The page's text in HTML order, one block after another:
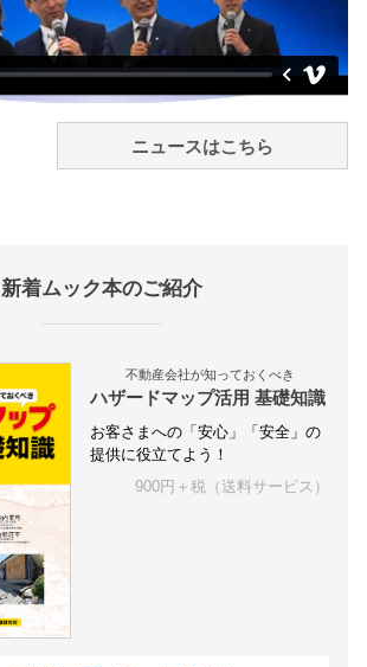
ニュースはこちら
新着ムック本のご紹介
不動産会社が知っておくべき
ハザードマップ活用 基礎知識
お客さまへの「安心」「安全」の
提供に役立てよう！
900円＋税（送料サービス）